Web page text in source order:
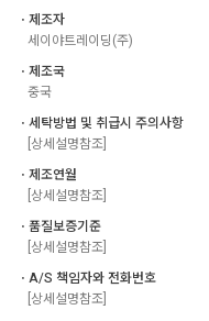
ㆍ제조자
세이야트레이딩(주)
ㆍ제조국
중국
ㆍ세탁방법 및 취급시 주의사항
[상세설명참조]
ㆍ제조연월
[상세설명참조]
ㆍ품질보증기준
[상세설명참조]
ㆍA/S 책임자와 전화번호
[상세설명참조]